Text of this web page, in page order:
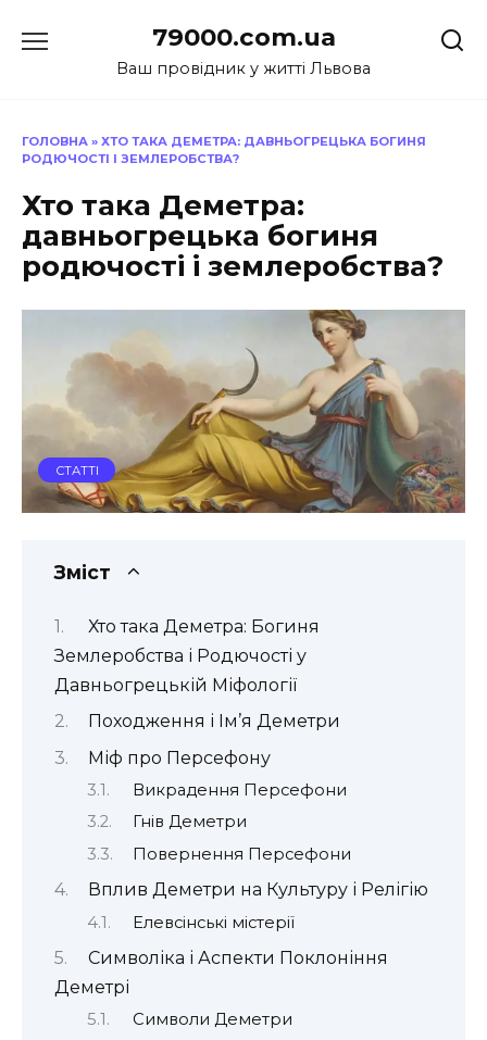
до
79000.com.ua
Ваш провідник у житті Львова
ГОЛОВНА » ХТО ТАКА ДЕМЕТРА: ДАВНЬОГРЕЦЬКА БОГИНЯ
РОДЮЧОСТІ І ЗЕМЛЕРОБСТВА?
Хто така Деметра:
давньогрецька богиня
родючості і землеробства?
СТАТТІ
Зміст
Хто така Деметра: Богиня
Землеробства і Родючості у
Давньогрецькій Міфології
Походження і Ім’я Деметри
Міф про Персефону
Викрадення Персефони
Гнів Деметри
Повернення Персефони
Вплив Деметри на Культуру і Релігію
Елевсінські містерії
Символіка і Аспекти Поклоніння
Деметрі
Символи Деметри